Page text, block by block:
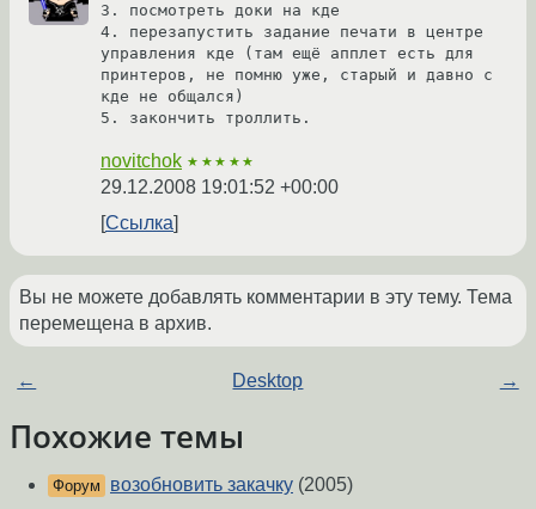
3. посмотреть доки на кде
4. перезапустить задание печати в центре
управления кде (там ещё апплет есть для
принтеров, не помню уже, старый и давно с
кде не общался)
5. закончить троллить.
novitchok ★★★★★
29.12.2008 19:01:52 +00:00
Ссылка
Вы не можете добавлять комментарии в эту тему. Тема
перемещена в архив.
← Desktop →
Похожие темы
Форум возобновить закачку (2005)